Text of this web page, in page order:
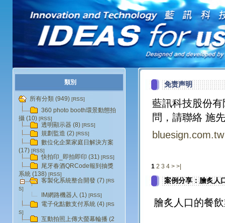
免责声明
藍訊科技股份
問，請聯絡
bluesign.com.tw
1 2 3 4 > >|
案例分享：膾炙人
膾炙人口的餐
類別
所有分類 (949) [RSS]
360 photo booth環景動態拍
攝 (10) [RSS]
透明顯示器 (8) [RSS]
規劃監造 (2) [RSS]
數位化企業家庭日解決方案
(17) [RSS]
快拍印_即拍即印 (31) [RSS]
尾牙春酒QRCode報到抽獎
系統 (138) [RSS]
客製化系統整合開發 (7) [RS
S]
IM網路機器人 (1) [RSS]
電子化點數支付系統 (4) [RS
S]
互動拍照上傳大螢幕輪播 (2